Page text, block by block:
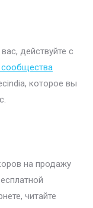
действуйте с
сообщества
которое вы
на продажу
читайте